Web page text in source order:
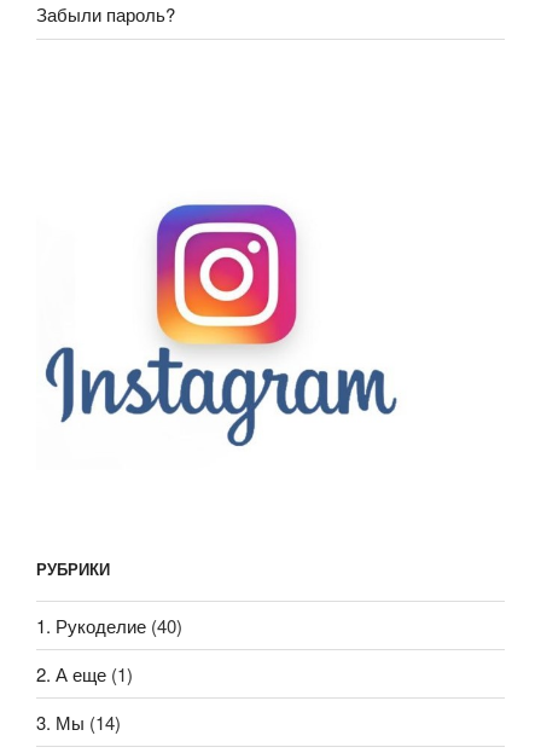
Забыли пароль?
РУБРИКИ
1. Рукоделие (40)
2. А еще (1)
3. Мы (14)